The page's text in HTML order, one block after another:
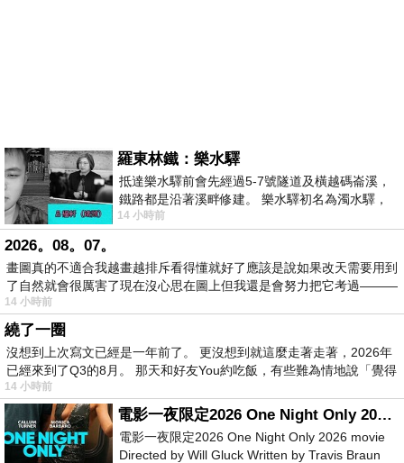
羅東林鐵：樂水驛
抵達樂水驛前會先經過5-7號隧道及橫越碼崙溪，
鐵路都是沿著溪畔修建。 樂水驛初名為濁水驛，
但因與臺鐵集集線車站同名，於1953
14 小時前
2026。08。07。
畫圖真的不適合我越畫越排斥看得懂就好了應該是說如果改天需要用到
了自然就會很厲害了現在沒心思在圖上但我還是會努力把它考過———
14 小時前
繞了一圈
沒想到上次寫文已經是一年前了。 更沒想到就這麼走著走著，2026年
已經來到了Q3的8月。 那天和好友You約吃飯，有些難為情地說「覺得
14 小時前
電影一夜限定2026 One Night Only 2026 movie
電影一夜限定2026 One Night Only 2026 movie
Directed by Will Gluck Written by Travis Braun